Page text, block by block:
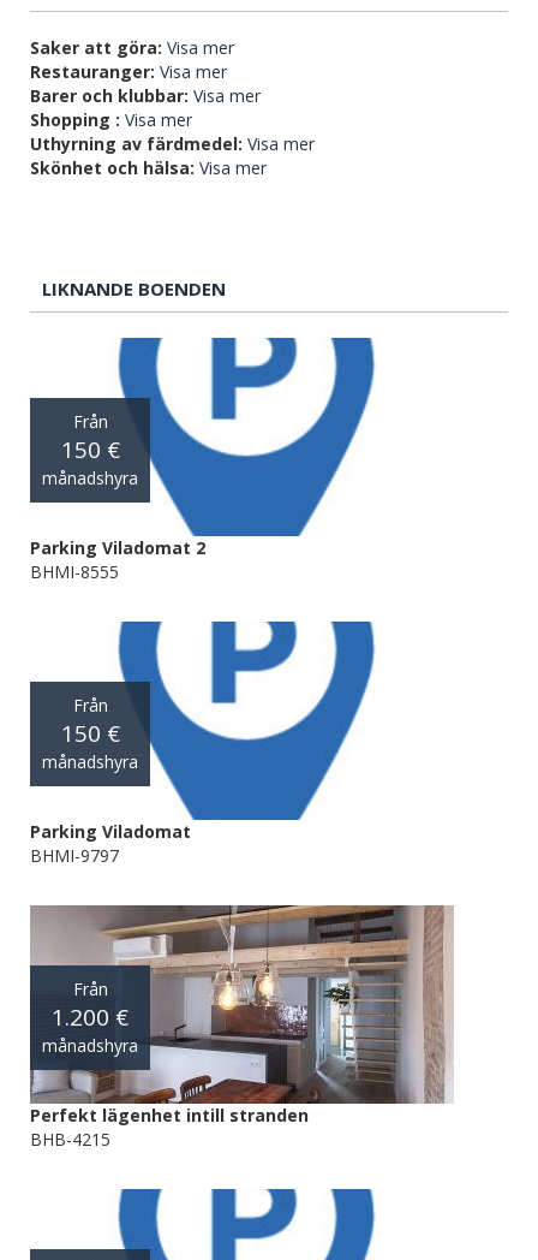
Saker att göra: Visa mer
Restauranger: Visa mer
Barer och klubbar: Visa mer
Shopping : Visa mer
Uthyrning av färdmedel: Visa mer
Skönhet och hälsa: Visa mer
LIKNANDE BOENDEN
Från
150 €
månadshyra
Parking Viladomat 2
BHMI-8555
Från
150 €
månadshyra
Parking Viladomat
BHMI-9797
Från
1.200 €
månadshyra
Perfekt lägenhet intill stranden
BHB-4215